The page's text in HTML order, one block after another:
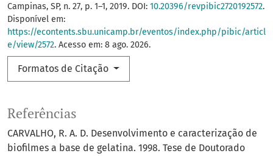
Campinas, SP, n. 27, p. 1–1, 2019. DOI: 10.20396/revpibic2720192572.
Disponível em:
https://econtents.sbu.unicamp.br/eventos/index.php/pibic/articl
e/view/2572. Acesso em: 8 ago. 2026.
Formatos de Citação
Referências
CARVALHO, R. A. D. Desenvolvimento e caracterização de
biofilmes a base de gelatina. 1998. Tese de Doutorado